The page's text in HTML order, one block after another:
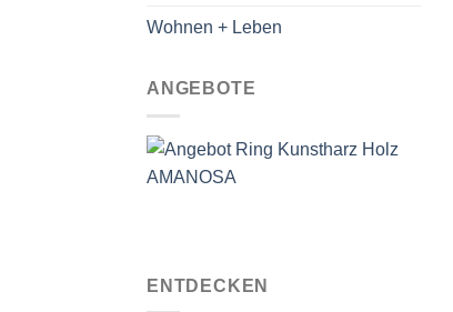
Wohnen + Leben
ANGEBOTE
ENTDECKEN